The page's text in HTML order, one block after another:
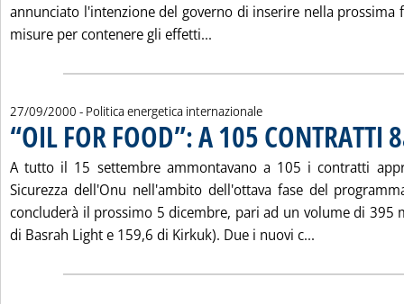
annunciato l'intenzione del governo di inserire nella prossima
misure per contenere gli effetti...
27/09/2000 - Politica energetica internazionale
“OIL FOR FOOD”: A 105 CONTRATTI
A tutto il 15 settembre ammontavano a 105 i contratti
Sicurezza dell'Onu nell'ambito dell'ottava fase del
concluderà il prossimo 5 dicembre, pari ad un volume di 395
di Basrah Light e 159,6 di Kirkuk). Due i nuovi c...